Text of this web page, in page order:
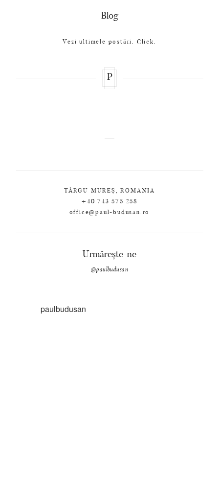
Blog
Vezi ultimele postări. Click.
P
TÂRGU MUREȘ, ROMANIA
+40 743 575 258
office@paul-budusan.ro
Urmărește-ne
@paulbudusan
paulbudusan